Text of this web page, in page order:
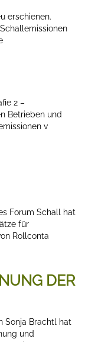
erschienen.
2 –
Betrieben und
v
Forum Schall hat
für
Rollconta
DER
Sonja Brachtl hat
und